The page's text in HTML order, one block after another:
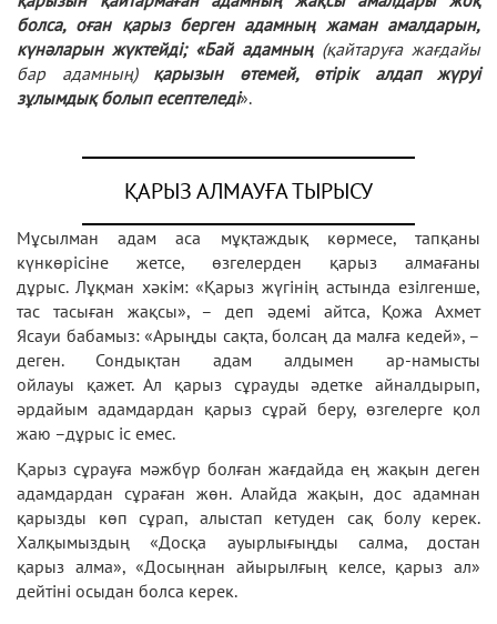
болса, оған қарыз берген адамның жаман амалдарын,
күнәларын жүктейді; «Бай адамның (қайтаруға жағдайы
бар адамның)қарызын өтемей, өтірік алдап жүруі
зұлымдық болып есептеледі».
ҚАРЫЗ АЛМАУҒА ТЫРЫСУ
Мұсылман адам аса мұқтаждық көрмесе, тапқаны
күнкөрісіне жетсе, өзгелерден қарыз алмағаны
дұрыс. Лұқман хәкім: «Қарыз жүгінің астында езілгенше,
тас тасыған жақсы», – деп әдемі айтса, Қожа Ахмет
Ясауи бабамыз: «Арыңды сақта, болсаң да малға кедей», –
деген. Сондықтан адам алдымен ар-намысты
ойлауы қажет. Ал қарыз сұрауды әдетке айналдырып,
әрдайым адамдардан қарыз сұрай беру, өзгелерге қол
жаю –дұрыс іс емес.
Қарыз сұрауға мәжбүр болған жағдайда ең жақын деген
адамдардан сұраған жөн. Алайда жақын, дос адамнан
қарызды көп сұрап, алыстап кетуден сақ болу керек.
Халқымыздың «Досқа ауырлығыңды салма, достан
қарыз алма», «Досыңнан айырылғың келсе, қарыз ал»
дейтіні осыдан болса керек.